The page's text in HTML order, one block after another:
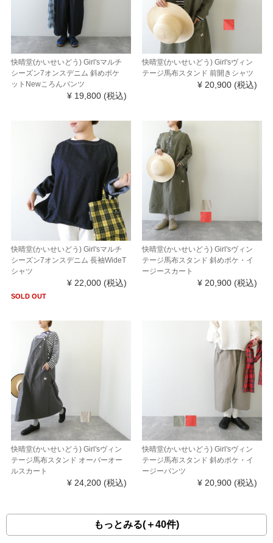
快晴堂(かいせいどう) Girl'sマルチ
シーズン7オンスデニム 斜めポケ
ットNewころんパンツ
¥ 19,800 (税込)
快晴堂(かいせいどう) Girl'sヴィン
テージ馬布スタンド 前開きシャツ
¥ 20,900 (税込)
快晴堂(かいせいどう) Girl'sマルチ
シーズン7オンスデニム 長袖WideT
シャツ
¥ 22,000 (税込)
SOLD OUT
快晴堂(かいせいどう) Girl'sヴィン
テージ馬布スタンド 斜めポケ・イ
ージースカート
¥ 20,900 (税込)
快晴堂(かいせいどう) Girl'sヴィン
テージ馬布スタンド オーバーオー
ルスカート
¥ 24,200 (税込)
快晴堂(かいせいどう) Girl'sヴィン
テージ馬布スタンド 斜めポケ・イ
ージーパンツ
¥ 20,900 (税込)
もっとみる(＋40件)